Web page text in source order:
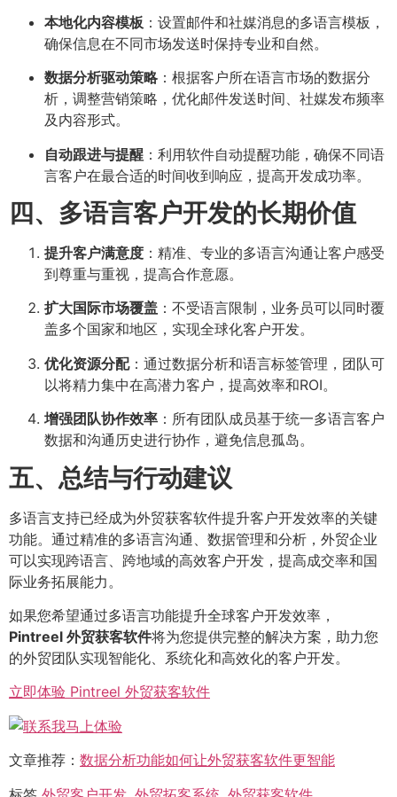
本地化内容模板 ：设置邮件和社媒消息的多语言模板，
确保信息在不同市场发送时保持专业和自然。
数据分析驱动策略：根据客户所在语言市场的数据分
析，调整营销策略，优化邮件发送时间、社媒发布频率
及内容形式。
自动跟进与提醒 ：利用软件自动提醒功能，确保不同语
言客户在最合适的时间收到响应，提高开发成功率。
四、多语言客户开发的长期价值
提升客户满意度 ：精准、专业的多语言沟通让客户感受
到尊重与重视，提高合作意愿。
扩大国际市场覆盖 ：不受语言限制，业务员可以同时覆
盖多个国家和地区，实现全球化客户开发。
优化资源分配：通过数据分析和语言标签管理，团队可
以将精力集中在高潜力客户，提高效率和ROI。
增强团队协作效率 ：所有团队成员基于统一多语言客户
数据和沟通历史进行协作，避免信息孤岛。
五、总结与行动建议
多语言支持已经成为外贸获客软件提升客户开发效率的关键
功能。通过精准的多语言沟通、数据管理和分析，外贸企业
可以实现跨语言、跨地域的高效客户开发，提高成交率和国
际业务拓展能力。
如果您希望通过多语言功能提升全球客户开发效率，
Pintreel 外贸获客软件将为您提供完整的解决方案，助力您
的外贸团队实现智能化、系统化和高效化的客户开发。
立即体验 Pintreel 外贸获客软件
文章推荐： 数据分析功能如何让外贸获客软件更智能